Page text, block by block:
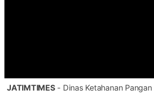
JATIMTIMES- Dinas Ketahanan